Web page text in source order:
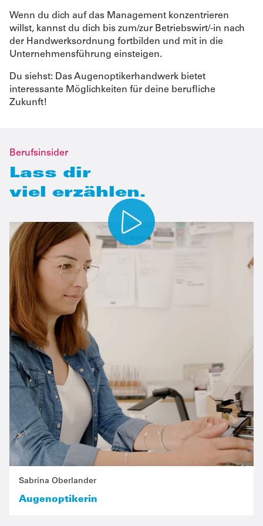
Wenn du dich auf das Management konzentrieren
willst, kannst du dich bis zum/zur Betriebswirt/-in nach
der Handwerksordnung fortbilden und mit in die
Unternehmensführung einsteigen.
Du siehst: Das Augenoptikerhandwerk bietet
interessante Möglichkeiten für deine berufliche
Zukunft!
Berufsinsider
Lass dir
viel erzählen.
Sabrina Oberlander
Augenoptikerin